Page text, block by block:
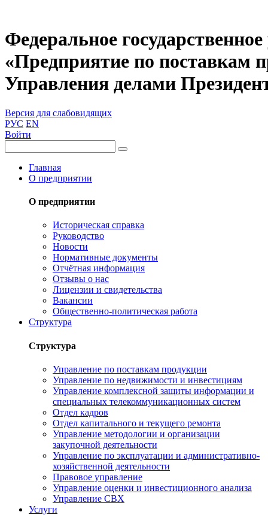
Федеральное
«Предприятие по поставкам
Управления делами
Версия для слабовидящих
РУС EN
Войти
Главная
О предприятии
О предприятии
Историческая справка
Руководство
Новости
Нормативные документы
Отчётная информация
Отзывы о нас
Лицензии и свидетельства
Вакансии
Общественно-политическая работа
Структура
Структура
Управление по поставкам продукции
Управление по недвижимости и инвестициям
Управление комплексной защиты информации и
специальных телекоммуникационных систем
Отдел кадров
Отдел капитального и текущего ремонта
Управление методологии и организации
закупочной деятельности
Управление по эксплуатации и административно-
хозяйственной деятельности
Правовое управление
Управление оценки и инвестиционного анализа
Управление СВХ
Услуги